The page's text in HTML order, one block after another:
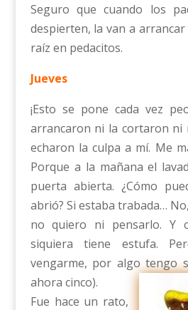
Seguro que cuando los
despierten, la van a
raíz en pedacitos.
Jueves
¡Esto se pone cada vez
arrancaron ni la cortaron ni
echaron la culpa a mí. Me
Porque a la mañana el
puerta abierta. ¿Cómo
abrió? Si estaba trabada…
no quiero ni pensarlo. Y
siquiera tiene estufa.
vengarme, por algo tengo
ahora cinco).
Fue hace un rato,